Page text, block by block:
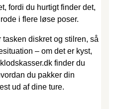
fordi du hurtigt finder det,
i flere løse poser.
diskret og stilren, så
– om det er kyst,
finder du
du pakker din
ud af dine ture.